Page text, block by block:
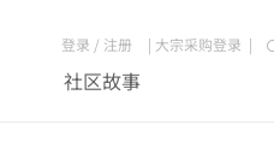
登录 / 注册 | 大宗采购登录 |
社区故事